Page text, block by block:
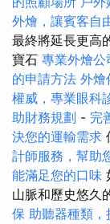
外燴，讓賓客自
最終將延長更高
寶石 專業外燴公
的申請方法 外燴
權威，專業眼科
助財務規劃 - 完
決您的運輸需求
計師服務，幫助
能滿足您的口味
山脈和歷史悠久
保 助聽器種類